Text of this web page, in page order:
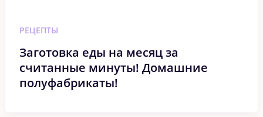
РЕЦЕПТЫ
Заготовка еды на месяц за
считанные минуты! Домашние
полуфабрикаты!